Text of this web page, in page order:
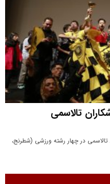
تالاسمی
در چهار رشته ورزشی (شطرنج،